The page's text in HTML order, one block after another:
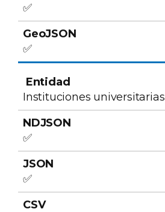
✅
✅
Instituciones universitarias
✅
✅